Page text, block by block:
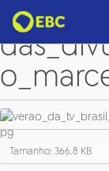
C
l
Tamanho: 366.8 KB